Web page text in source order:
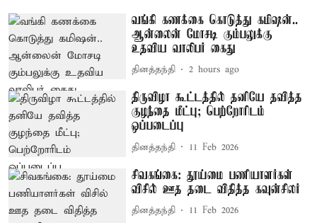
வங்கி கணக்கை கொடுத்து கமிஷன்..
ஆன்லைன் மோசடி கும்பலுக்கு
உதவிய வாலிபர் கைது
தினத்தந்தி 2 hours ago
திருவிழா கூட்டத்தில் தனியே தவித்த
குழந்தை மீட்பு; பெற்றோரிடம்
ஒப்படைப்பு
தினத்தந்தி 11 Feb 2026
சிவகங்கை: தூய்மை பணியாளர்கள்
விசில் ஊத தடை விதித்த கவுன்சிலர்
தினத்தந்தி 11 Feb 2026